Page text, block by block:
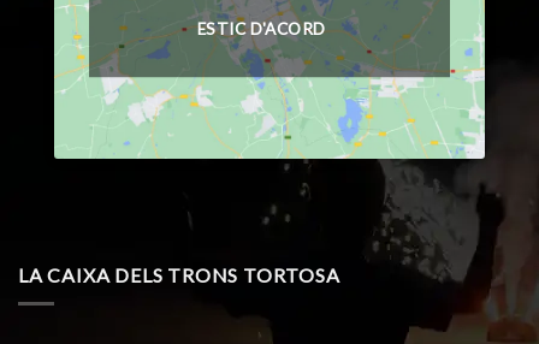
ESTIC D'ACORD
LA CAIXA DELS TRONS TORTOSA